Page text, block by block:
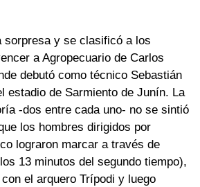
sorpresa y se clasificó a los
a Agropecuario de Carlos
debutó como técnico Sebastián
estadio de Sarmiento de Junín. La
-dos entre cada uno- no se sintió
los hombres dirigidos por
lograron marcar a través de
13 minutos del segundo tiempo),
el arquero Trípodi y luego